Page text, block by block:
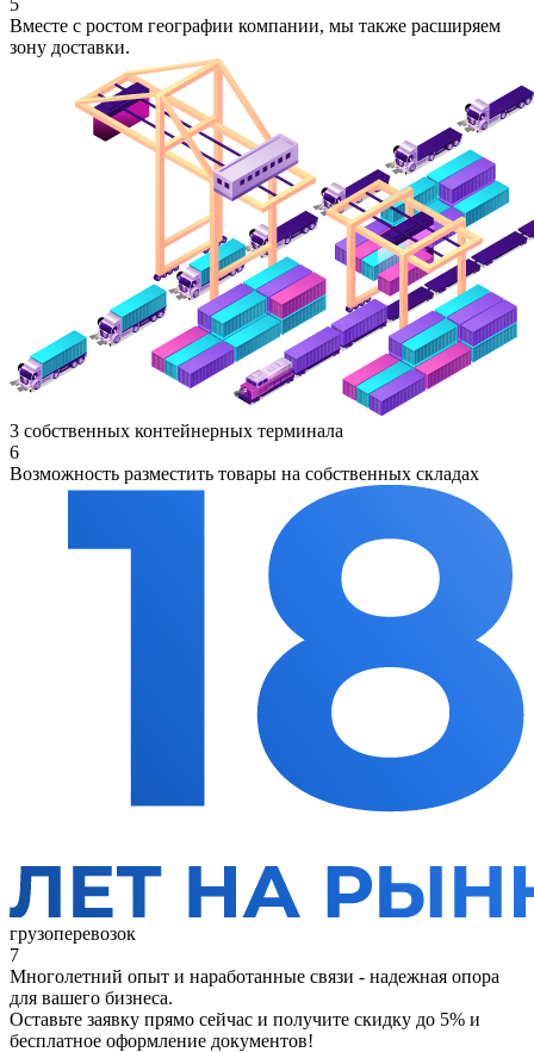
Вместе с ростом географии компании, мы также расширяем
зону доставки.
3 собственных контейнерных терминала
6
Возможность разместить товары на собственных складах
грузоперевозок
7
Многолетний опыт и наработанные связи - надежная опора
для вашего бизнеса.
Оставьте заявку прямо сейчас и получите скидку до 5% и
бесплатное оформление документов!